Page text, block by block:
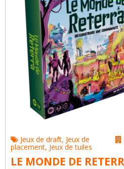
Jeux de draft, Jeux de
placement, Jeux de tuiles
LE MONDE DE